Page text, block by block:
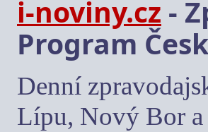
i-noviny.cz -
Program
Denní
Lípu, Nový Bor a